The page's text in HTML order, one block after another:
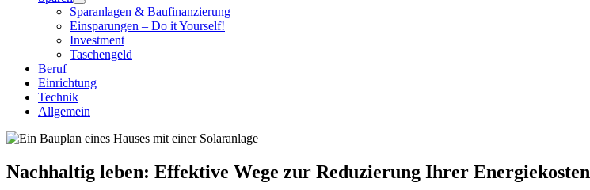
Sparanlagen & Baufinanzierung
Einsparungen – Do it Yourself!
Investment
Taschengeld
Beruf
Einrichtung
Technik
Allgemein
Nachhaltig leben: Effektive Wege zur Reduzierung Ihrer Energiekosten